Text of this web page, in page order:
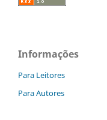
Informações
Para Leitores
Para Autores